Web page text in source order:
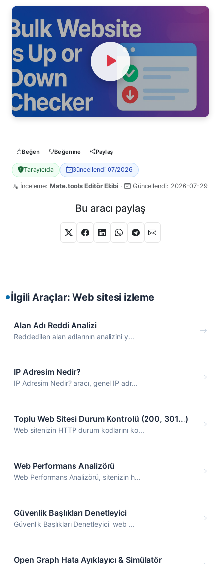
Watch Video
Beğen Beğenme Paylaş
Tarayıcıda Güncellendi 07/2026
İnceleme: Mate.tools Editör Ekibi · Güncellendi: 2026-07-29
Bu aracı paylaş
İlgili Araçlar: Web sitesi izleme
Alan Adı Reddi Analizi
Reddedilen alan adlarının analizini y...
IP Adresim Nedir?
IP Adresim Nedir? aracı, genel IP adr...
Toplu Web Sitesi Durum Kontrolü (200, 301...)
Web sitenizin HTTP durum kodlarını ko...
Web Performans Analizörü
Web Performans Analizörü, sitenizin h...
Güvenlik Başlıkları Denetleyici
Güvenlik Başlıkları Denetleyici, web ...
Open Graph Hata Ayıklayıcı & Simülatör